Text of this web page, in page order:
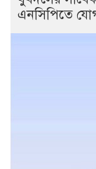
এনসিপিতে